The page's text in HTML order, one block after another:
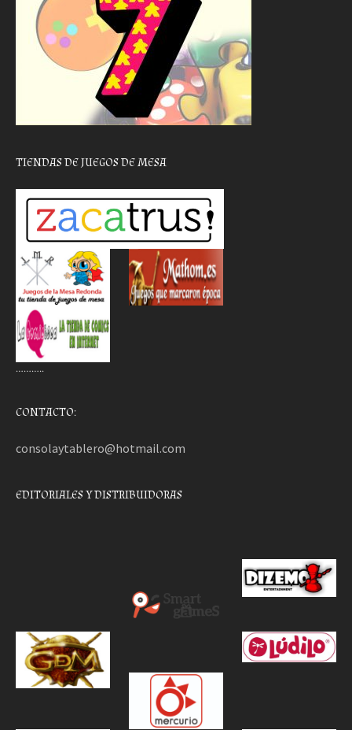
TIENDAS DE JUEGOS DE MESA
………..
CONTACTO:
consolaytablero@hotmail.com
EDITORIALES Y DISTRIBUIDORAS